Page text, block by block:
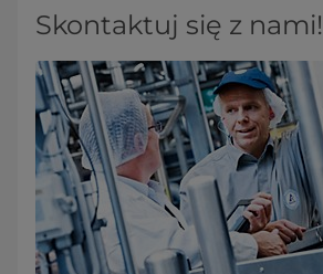
Skontaktuj się z nami!